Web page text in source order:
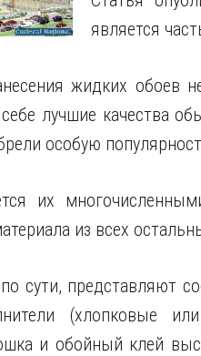
является
жидких обоев
лучшие качества
особую
их
из всех
сути, представляют
(хлопковые
и обойный клей